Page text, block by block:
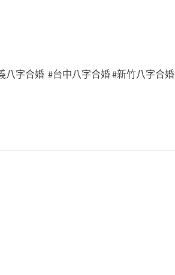
八字合婚 #台中八字合婚 #新竹八字合